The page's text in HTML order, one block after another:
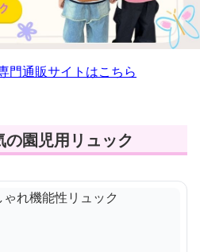
門通販サイトはこちら
園児用リュック